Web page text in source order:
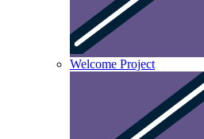
Welcome Project